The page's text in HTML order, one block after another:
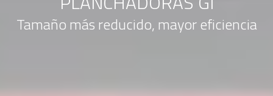
Tamaño más reducido, mayor eficiencia